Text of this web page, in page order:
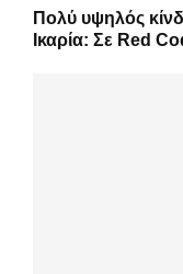
Πολύ υψηλός
Ικαρία: Σε Red